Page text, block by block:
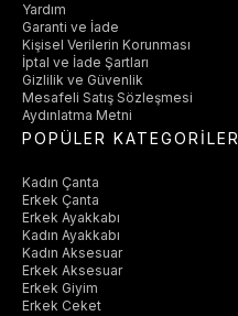
Yardım
Garanti ve İade
Kişisel Verilerin Korunması
İptal ve İade Şartları
Gizlilik ve Güvenlik
Mesafeli Satış Sözleşmesi
Aydınlatma Metni
POPÜLER KATEGORİLER
Kadın Çanta
Erkek Çanta
Erkek Ayakkabı
Kadın Ayakkabı
Kadın Aksesuar
Erkek Aksesuar
Erkek Giyim
Erkek Ceket